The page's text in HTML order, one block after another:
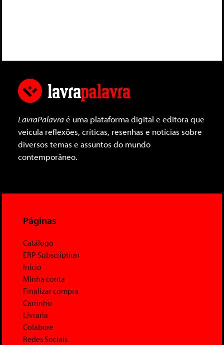
LavraPalavraé uma plataforma digital e editora que
veicula reflexões, críticas, resenhas e notícias sobre
diversos temas e assuntos do mundo
contemporâneo.
Páginas
Catálogo
ERP Subscription
Início
Minha conta
Finalizar compra
Carrinho
Livraria
Colabore
Redes Sociais